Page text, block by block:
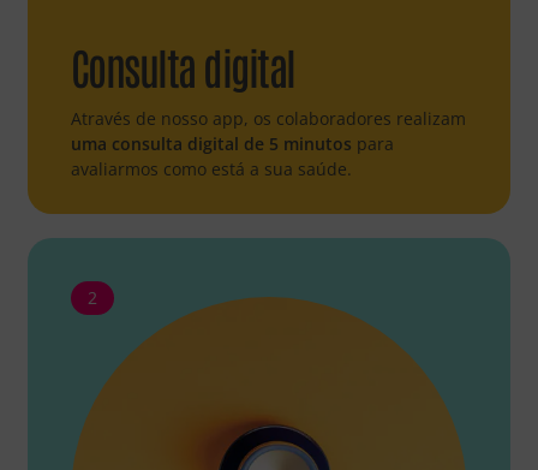
Consulta digital
Através de nosso app, os colaboradores realizam
uma consulta digital de 5 minutos para
avaliarmos como está a sua saúde.
2